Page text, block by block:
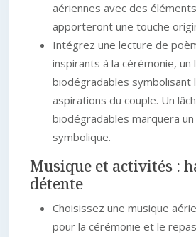
aériennes avec des
apporteront une touche
Intégrez une lecture de
inspirants à la cérémonie, un
biodégradables
aspirations du couple. Un
biodégradables marquera
symbolique.
Musique et activités :
détente
Choisissez une musique
pour la cérémonie et le